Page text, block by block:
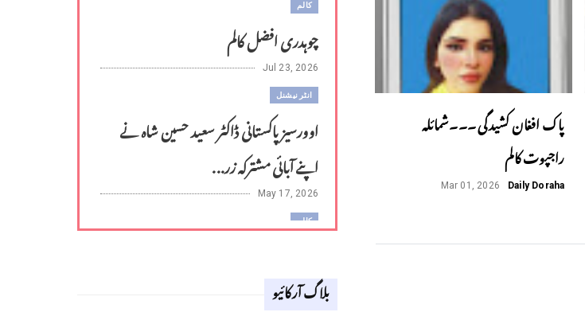
پاک افغان کشیدگی ۔۔۔شمائلہ
راجپوت کالم
Daily Doraha
Mar 01, 2026
کالم
چوہدری افضل کالم
Jul 23, 2026
انٹر نیشنل
اوورسیز پاکستانی ڈاکٹر سعید حسین شاہ نے
اپنے آبائی مشترکہ زر...
May 17, 2026
کالم
Apr 18, 2026
بلاگ آرکائیو